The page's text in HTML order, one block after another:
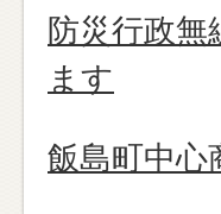
防災行政
ます
飯島町中心